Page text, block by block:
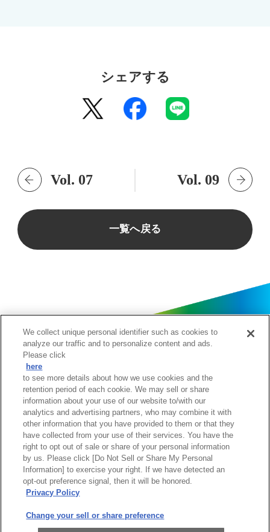
シェアする
Vol. 07 Vol. 09
一覧へ戻る
阪神グループは、「“たいせつ”が
ギュッと。」のブランドスローガンの
下、これからも一人ひとりのお客さま
の“たいせつ”と向き合い、グループ
一丸となって阪神らしいブランド体験
を提供し続けることで、その信頼と期
待に応えてまいります。
We collect unique personal identifier such as cookies to
analyze our traffic and to personalize content and ads.
Please click
here
to see more details about how we use cookies and the
retention period of each cookie. We may sell or share
information about your use of our website to/with our
analytics and advertising partners, who may combine it with
other information that you have provided to them or that they
have collected from your use of their services. You have the
right to opt out of sale or share of your personal information
by us. Please click [Do Not Sell or Share My Personal
Information] to exercise your right. If we have detected an
opt-out preference signal, then it will be honored.
Privacy Policy
Change your sell or share preference